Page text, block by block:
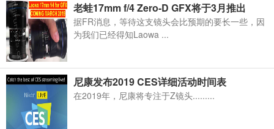
老蛙17mm f/4 Zero-D GFX将于3月推出
据FR消息，等待这支镜头会比预期的要长一些，因
为我们已经得知Laowa ...
尼康发布2019 CES详细活动时间表
在2019年，尼康将专注于Z镜头.........